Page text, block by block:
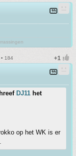
184
DJ11 het
op het WK is er